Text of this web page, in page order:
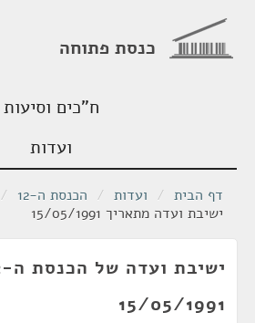
כנסת פתוחה
ח"כים וסיעות
ועדות
דף הבית / ועדות / הכנסת ה-12 /
ישיבת ועדה מתאריך 15/05/1991
15/05/1991